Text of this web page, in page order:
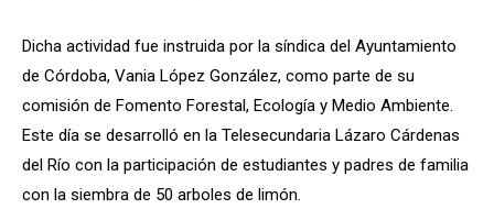
Dicha actividad fue instruida por la síndica del Ayuntamiento
de Córdoba, Vania López González, como parte de su
comisión de Fomento Forestal, Ecología y Medio Ambiente.
Este día se desarrolló en la Telesecundaria Lázaro Cárdenas
del Río con la participación de estudiantes y padres de familia
con la siembra de 50 arboles de limón.